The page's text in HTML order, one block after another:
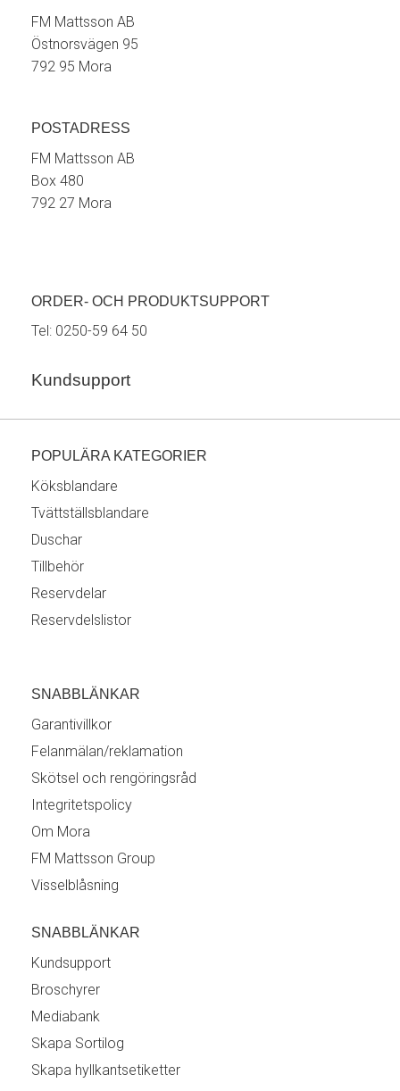
FM Mattsson AB
Östnorsvägen 95
792 95 Mora
POSTADRESS
FM Mattsson AB
Box 480
792 27 Mora
ORDER- OCH PRODUKTSUPPORT
Tel: 0250-59 64 50
Kundsupport
POPULÄRA KATEGORIER
Köksblandare
Tvättställsblandare
Duschar
Tillbehör
Reservdelar
Reservdelslistor
SNABBLÄNKAR
Garantivillkor
Felanmälan/reklamation
Skötsel och rengöringsråd
Integritetspolicy
Om Mora
FM Mattsson Group
Visselblåsning
SNABBLÄNKAR
Kundsupport
Broschyrer
Mediabank
Skapa Sortilog
Skapa hyllkantsetiketter